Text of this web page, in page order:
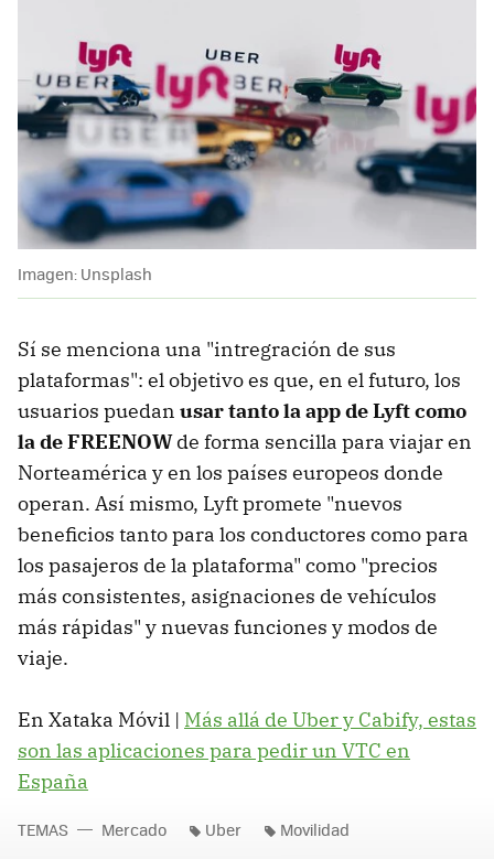
Imagen: Unsplash
Sí se menciona una "intregración de sus
plataformas": el objetivo es que, en el futuro, los
usuarios puedan usar tanto la app de Lyft como
la de FREENOWde forma sencilla para viajar en
Norteamérica y en los países europeos donde
operan. Así mismo, Lyft promete "nuevos
beneficios tanto para los conductores como para
los pasajeros de la plataforma" como "precios
más consistentes, asignaciones de vehículos
más rápidas" y nuevas funciones y modos de
viaje.
En Xataka Móvil | Más allá de Uber y Cabify, estas
son las aplicaciones para pedir un VTC en
España
TEMAS Mercado Uber Movilidad